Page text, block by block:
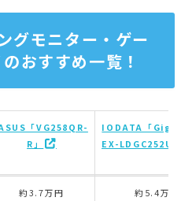
グモニター・ゲー
おすすめ一覧！
「VG258QR-
R」
IODATA「
EX-
約3.7万円 約5.4万円